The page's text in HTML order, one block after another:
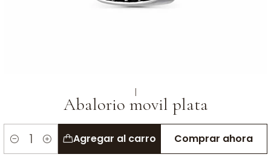
|
Abalorio movil plata
Cantidad
Agregar al carro Comprar ahora